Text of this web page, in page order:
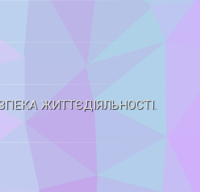
ЖИТТЄДІЯЛЬНОСТІ.